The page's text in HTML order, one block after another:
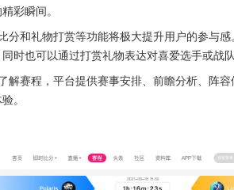
彩瞬间。
分和礼物打赏等功能将极大提升用户的参与
时也可以通过打赏礼物表达对喜爱选手或战队
解赛程，平台提供赛事安排、前瞻分析、阵
。